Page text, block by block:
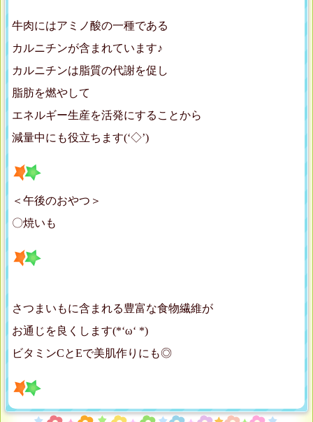
牛肉にはアミノ酸の一種である
カルニチンが含まれています♪
カルニチンは脂質の代謝を促し
脂肪を燃やして
エネルギー生産を活発にすることから
減量中にも役立ちます(‘◇’)ゞ
＜午後のおやつ＞
〇焼いも
さつまいもに含まれる豊富な食物繊維が
お通じを良くします(*‘ω‘ *)
ビタミンCとEで美肌作りにも◎